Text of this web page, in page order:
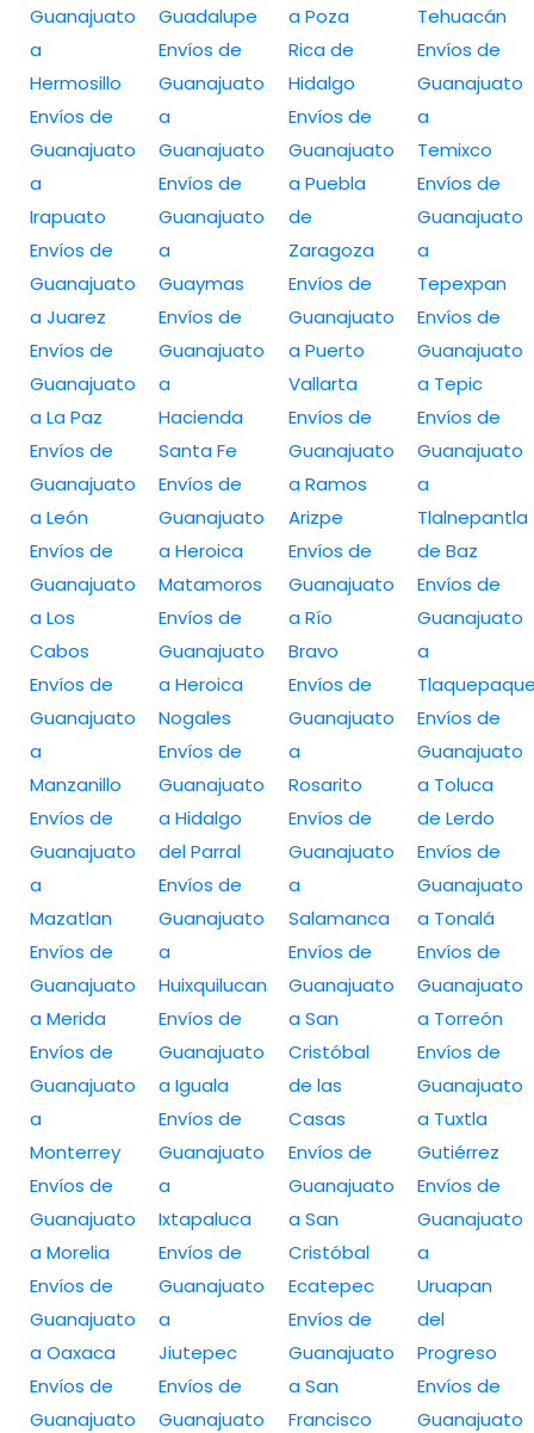
Guanajuato
a
Hermosillo
Envíos de
Guanajuato
a
Irapuato
Envíos de
Guanajuato
a Juarez
Envíos de
Guanajuato
a La Paz
Envíos de
Guanajuato
a León
Envíos de
Guanajuato
a Los
Cabos
Envíos de
Guanajuato
a
Manzanillo
Envíos de
Guanajuato
a
Mazatlan
Envíos de
Guanajuato
a Merida
Envíos de
Guanajuato
a
Monterrey
Envíos de
Guanajuato
a Morelia
Envíos de
Guanajuato
a Oaxaca
Envíos de
Guanajuato
Guadalupe
Envíos de
Guanajuato
a
Guanajuato
Envíos de
Guanajuato
a
Guaymas
Envíos de
Guanajuato
a
Hacienda
Santa Fe
Envíos de
Guanajuato
a Heroica
Matamoros
Envíos de
Guanajuato
a Heroica
Nogales
Envíos de
Guanajuato
a Hidalgo
del Parral
Envíos de
Guanajuato
a
Huixquilucan
Envíos de
Guanajuato
a Iguala
Envíos de
Guanajuato
a
Ixtapaluca
Envíos de
Guanajuato
a
Jiutepec
Envíos de
Guanajuato
a Poza
Rica de
Hidalgo
Envíos de
Guanajuato
a Puebla
de
Zaragoza
Envíos de
Guanajuato
a Puerto
Vallarta
Envíos de
Guanajuato
a Ramos
Arizpe
Envíos de
Guanajuato
a Río
Bravo
Envíos de
Guanajuato
a
Rosarito
Envíos de
Guanajuato
a
Salamanca
Envíos de
Guanajuato
a San
Cristóbal
de las
Casas
Envíos de
Guanajuato
a San
Cristóbal
Ecatepec
Envíos de
Guanajuato
a San
Francisco
Tehuacán
Envíos de
Guanajuato
a
Temixco
Envíos de
Guanajuato
a
Tepexpan
Envíos de
Guanajuato
a Tepic
Envíos de
Guanajuato
a
Tlalnepantla
de Baz
Envíos de
Guanajuato
a
Envíos de
Guanajuato
a Toluca
de Lerdo
Envíos de
Guanajuato
a Tonalá
Envíos de
Guanajuato
a Torreón
Envíos de
Guanajuato
a Tuxtla
Gutiérrez
Envíos de
Guanajuato
a
Uruapan
del
Progreso
Envíos de
Guanajuato